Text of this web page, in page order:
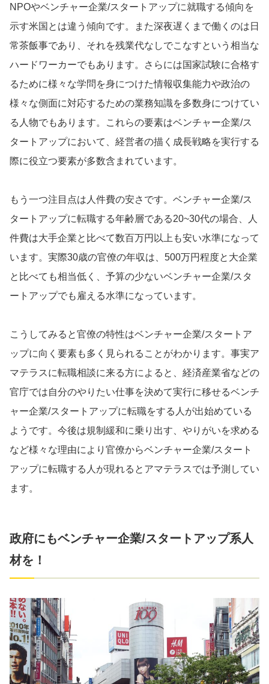
NPOやベンチャー企業/スタートアップに就職する傾向を
示す米国とは違う傾向です。また深夜遅くまで働くのは日
常茶飯事であり、それを残業代なしでこなすという相当な
ハードワーカーでもあります。さらには国家試験に合格す
るために様々な学問を身につけた情報収集能力や政治の
様々な側面に対応するための業務知識を多数身につけてい
る人物でもあります。これらの要素はベンチャー企業/ス
タートアップにおいて、経営者の描く成長戦略を実行する
際に役立つ要素が多数含まれています。
もう一つ注目点は人件費の安さです。ベンチャー企業/ス
タートアップに転職する年齢層である20~30代の場合、人
件費は大手企業と比べて数百万円以上も安い水準になって
います。実際30歳の官僚の年収は、500万円程度と大企業
と比べても相当低く、予算の少ないベンチャー企業/スタ
ートアップでも雇える水準になっています。
こうしてみると官僚の特性はベンチャー企業/スタートア
ップに向く要素も多く見られることがわかります。事実ア
マテラスに転職相談に来る方によると、経済産業省などの
官庁では自分のやりたい仕事を決めて実行に移せるベンチ
ャー企業/スタートアップに転職をする人が出始めている
ようです。今後は規制緩和に乗り出す、やりがいを求める
など様々な理由により官僚からベンチャー企業/スタート
アップに転職する人が現れるとアマテラスでは予測してい
ます。
政府にもベンチャー企業/スタートアップ系人
材を！